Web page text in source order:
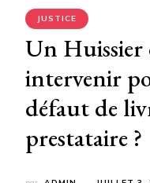
JUSTICE
Un Huissier
intervenir
défaut de
prestataire ?